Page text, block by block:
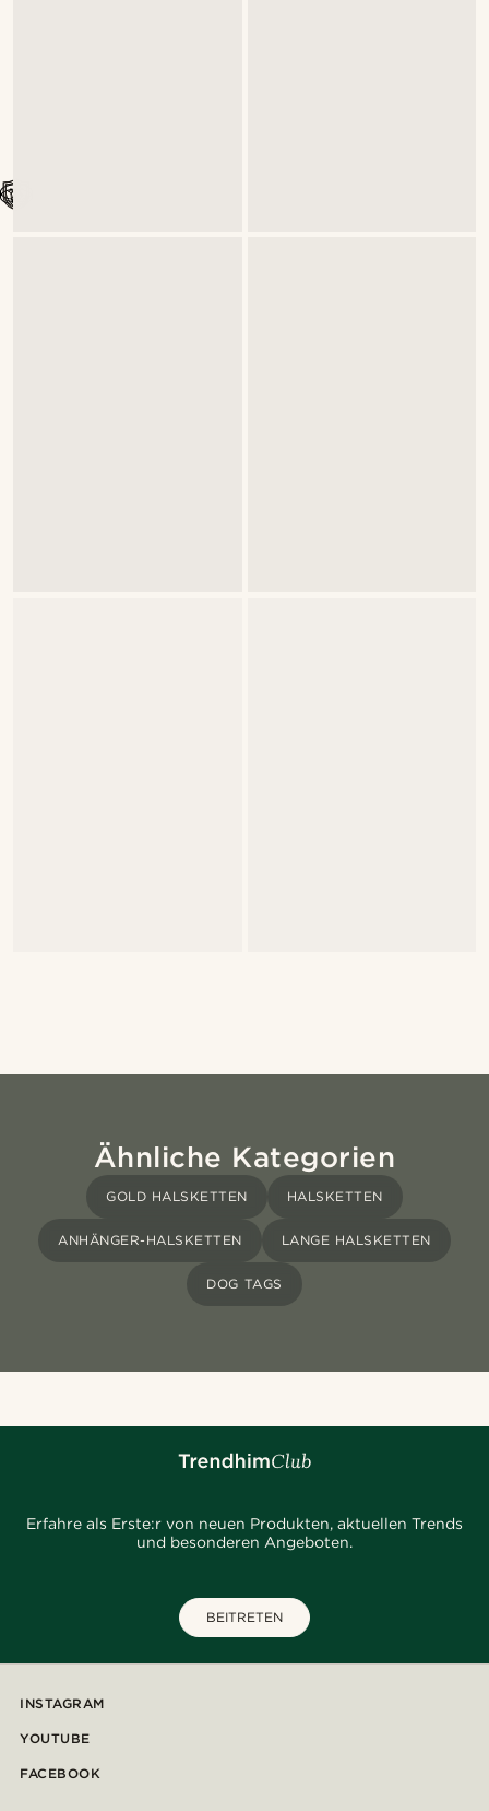
Ähnliche Kategorien
GOLD HALSKETTEN HALSKETTEN
ANHÄNGER-HALSKETTEN LANGE HALSKETTEN
DOG TAGS
Erfahre als Erste:r von neuen Produkten, aktuellen Trends
und besonderen Angeboten.
BEITRETEN
INSTAGRAM
YOUTUBE
FACEBOOK